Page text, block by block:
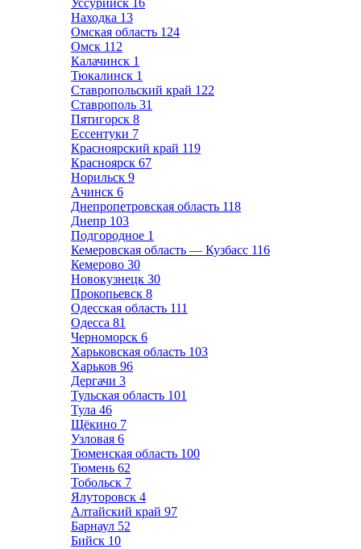
Уссурийск
16
Находка 13
Омская область 124
Омск 112
Калачинск 1
Тюкалинск 1
Ставропольский край 122
Ставрополь 31
Пятигорск 8
Ессентуки 7
Красноярский край 119
Красноярск 67
Норильск 9
Ачинск 6
Днепропетровская область 118
Днепр 103
Подгородное 1
Кемеровская область — Кузбасс 116
Кемерово 30
Новокузнецк 30
Прокопьевск 8
Одесская область 111
Одесса 81
Черноморск 6
Харьковская область 103
Харьков 96
Дергачи 3
Тульская область 101
Тула 46
Щёкино 7
Узловая 6
Тюменская область 100
Тюмень 62
Тобольск 7
Ялуторовск 4
Алтайский край 97
Барнаул 52
Бийск 10